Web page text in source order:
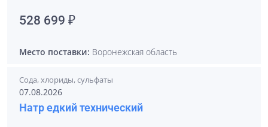
528 699 ₽
Место поставки: Воронежская область
Сода, хлориды, сульфаты
07.08.2026
Натр едкий технический